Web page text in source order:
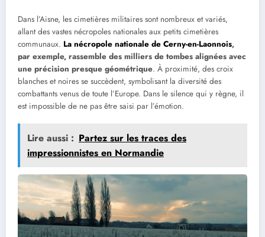
Dans l’Aisne, les cimetières militaires sont nombreux et variés,
allant des vastes nécropoles nationales aux petits cimetières
communaux. La nécropole nationale de Cerny-en-Laonnois,
par exemple, rassemble des milliers de tombes alignées avec
une précision presque géométrique. À proximité, des croix
blanches et noires se succèdent, symbolisant la diversité des
combattants venus de toute l’Europe. Dans le silence qui y règne, il
est impossible de ne pas être saisi par l’émotion.
Lire aussi : Partez sur les traces des
impressionnistes en Normandie